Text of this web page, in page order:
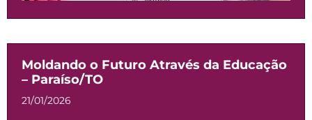
Moldando o Futuro Através da Educação
– Paraíso/TO
21/01/2026